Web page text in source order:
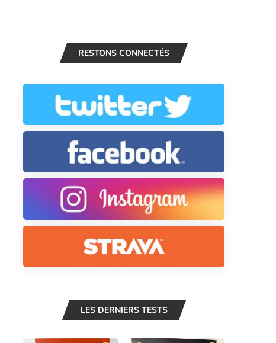
RESTONS CONNECTÉS
LES DERNIERS TESTS